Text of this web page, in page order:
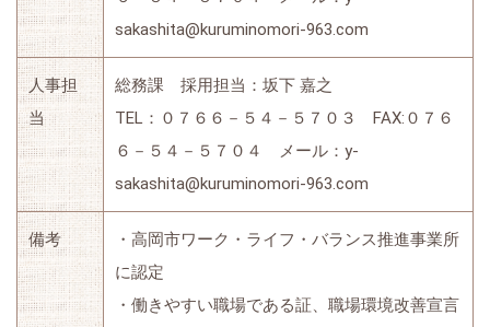
sakashita@kuruminomori-963.com
人事担
当
総務課 採用担当：坂下 嘉之
TEL：０７６６－５４－５７０３ FAX:０７６
６－５４－５７０４ メール：y-
sakashita@kuruminomori-963.com
備考
・高岡市ワーク・ライフ・バランス推進事業所
に認定
・働きやすい職場である証、職場環境改善宣言